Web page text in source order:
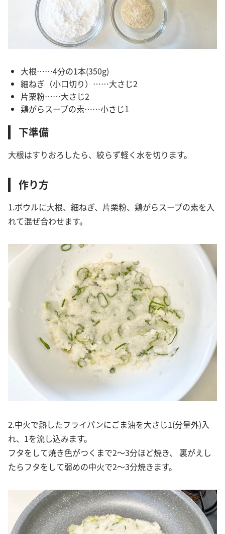
大根……4分の1本(350g)
細ねぎ（小口切り）……大さじ2
片栗粉……大さじ2
鶏がらスープの素……小さじ1
下準備
大根はすりおろしたら、絞らず軽く水を切ります。
作り方
1.ボウルに大根、細ねぎ、片栗粉、鶏がらスープの素を入
れて混ぜ合わせます。
2.中火で熱したフライパンにごま油を大さじ1(分量外)入
れ、1を流し込みます。
フタをして焼き色がつくまで2～3分ほど焼き、 裏がえし
たらフタをして弱めの中火で2～3分焼きます。